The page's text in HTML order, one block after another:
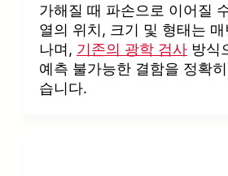
가해질 때 파손으로 이어질
열의 위치, 크기 및 형태는
나며, 기존의 광학 검사 방식
예측 불가능한 결함을 정확
습니다.